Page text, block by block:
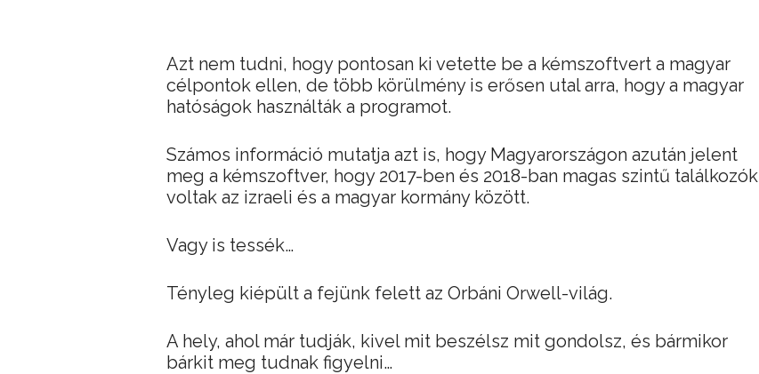
Azt nem tudni, hogy pontosan ki vetette be a kémszoftvert a magyar
célpontok ellen, de több körülmény is erősen utal arra, hogy a magyar
hatóságok használták a programot.
Számos információ mutatja azt is, hogy Magyarországon azután jelent
meg a kémszoftver, hogy 2017-ben és 2018-ban magas szintű találkozók
voltak az izraeli és a magyar kormány között.
Vagy is tessék…
Tényleg kiépült a fejünk felett az Orbáni Orwell-világ.
A hely, ahol már tudják, kivel mit beszélsz mit gondolsz, és bármikor
bárkit meg tudnak figyelni…